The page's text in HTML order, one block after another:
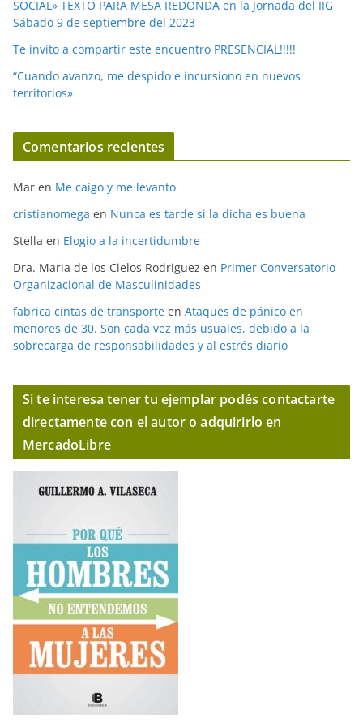
SOCIAL» TEXTO PARA MESA REDONDA en la Jornada del IIG
Sábado 9 de septiembre del 2023
Te invito a compartir este encuentro PRESENCIAL!!!!!
“Cuando avanzo, me despido e incursiono en nuevos
territorios»
Comentarios recientes
Mar en Me caigo y me levanto
cristianomega en Nunca es tarde si la dicha es buena
Stella en Elogio a la incertidumbre
Dra. Maria de los Cielos Rodriguez en Primer Conversatorio
Organizacional de Masculinidades
fabrica cintas de transporte en Ataques de pánico en
menores de 30. Son cada vez más usuales, debido a la
sobrecarga de responsabilidades y al estrés diario
Si te interesa tener tu ejemplar podés contactarte
directamente con el autor o adquirirlo en
MercadoLibre